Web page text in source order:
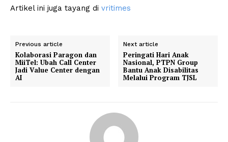
Artikel ini juga tayang di vritimes
Previous article
Kolaborasi Paragon dan
MiiTel: Ubah Call Center
Jadi Value Center dengan
AI
Next article
Peringati Hari Anak
Nasional, PTPN Group
Bantu Anak Disabilitas
Melalui Program TJSL